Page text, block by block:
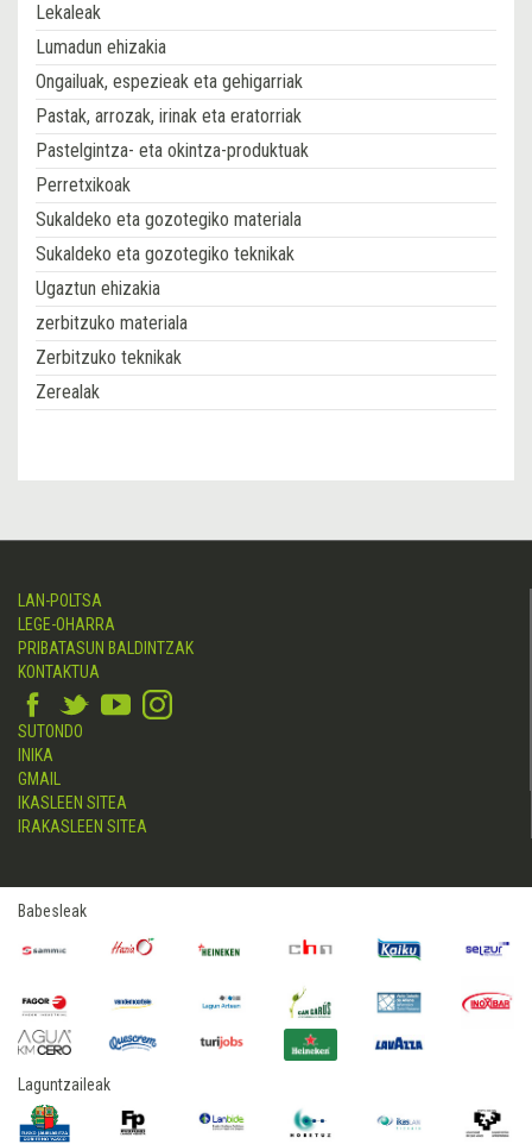
Lekaleak
Lumadun ehizakia
Ongailuak, espezieak eta gehigarriak
Pastak, arrozak, irinak eta eratorriak
Pastelgintza- eta okintza-produktuak
Perretxikoak
Sukaldeko eta gozotegiko materiala
Sukaldeko eta gozotegiko teknikak
Ugaztun ehizakia
zerbitzuko materiala
Zerbitzuko teknikak
Zerealak
LAN-POLTSA
LEGE-OHARRA
PRIBATASUN BALDINTZAK
KONTAKTUA
SUTONDO
INIKA
GMAIL
IKASLEEN SITEA
IRAKASLEEN SITEA
Babesleak
Laguntzaileak